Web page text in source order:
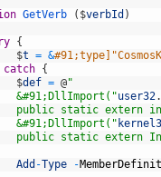
GetVerb ( $verbId )
{
$t = &
catch {
$def = @"
user32.
extern int
extern IntPtr
Add -Type -